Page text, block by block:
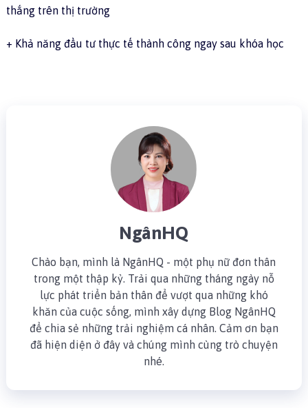
thắng trên thị trường
+ Khả năng đầu tư thực tế thành công ngay sau khóa học
NgânHQ
Chào bạn, mình là NgânHQ - một phụ nữ đơn thân
trong một thập kỷ. Trải qua những tháng ngày nỗ
lực phát triển bản thân để vượt qua những khó
khăn của cuộc sống, mình xây dựng Blog NgânHQ
để chia sẻ những trải nghiệm cá nhân. Cảm ơn bạn
đã hiện diện ở đây và chúng mình cùng trò chuyện
nhé.